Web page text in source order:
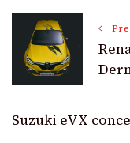
Post
Suzuki eVX